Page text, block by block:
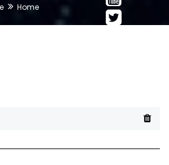
Home